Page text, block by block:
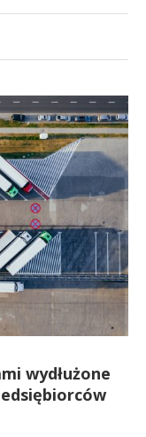
wydłużone